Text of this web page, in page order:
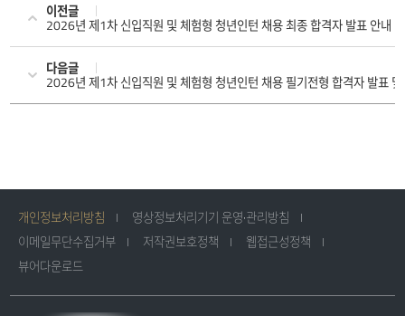
이전글
2026년 제1차 신입직원 및 체험형 청년인턴 채용 최종 합격자 발표 안내
다음글
2026년 제1차 신입직원 및 체험형 청년인턴 채용 필기전형 합격자 발표
개인정보처리방침
영상정보처리기기 운영·관리방침
이메일무단수집거부
저작권보호정책
웹접근성정책
뷰어다운로드